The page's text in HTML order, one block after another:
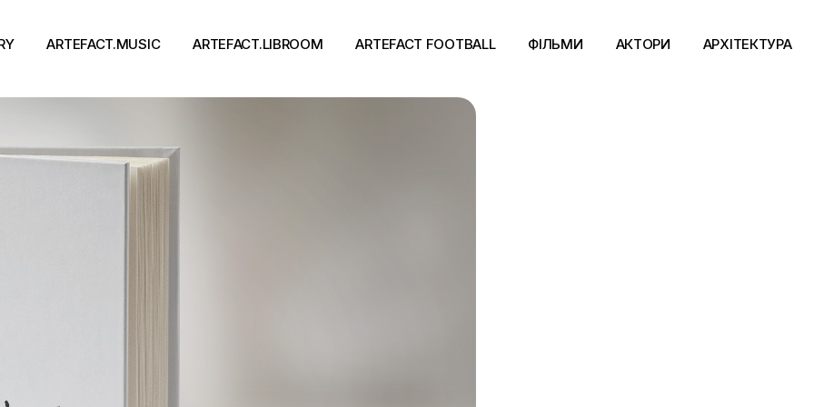
ARTEFACT.MUSIC
Альбоми
ARTEFACT.LIBROOM ARTEFACT FOOTBALL ФІЛЬМИ АКТОРИ АРХІТЕКТУРА